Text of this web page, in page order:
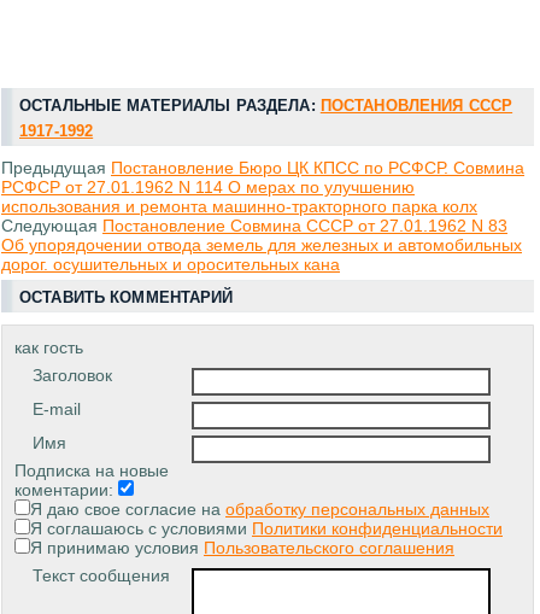
ОСТАЛЬНЫЕ МАТЕРИАЛЫ РАЗДЕЛА: ПОСТАНОВЛЕНИЯ СССР
1917-1992
Предыдущая Постановление Бюро ЦК КПСС по РСФСР. Совмина
РСФСР от 27.01.1962 N 114 О мерах по улучшению
использования и ремонта машинно-тракторного парка колх
Следующая Постановление Совмина СССР от 27.01.1962 N 83
Об упорядочении отвода земель для железных и автомобильных
дорог. осушительных и оросительных кана
ОСТАВИТЬ КОММЕНТАРИЙ
как гость
Заголовок
E-mail
Имя
Подписка на новые
коментарии:
Я даю свое согласие на обработку персональных данных
Я соглашаюсь с условиями Политики конфиденциальности
Я принимаю условия Пользовательского соглашения
Текст сообщения